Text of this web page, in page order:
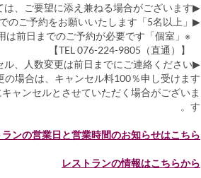
▶席の指定につきましては、ご要望に添え兼ねる場合がございます。
▶「5名以上」または「個室」をご予約の際は、直接お電話でのご予約をお願いいたします。
※「個室」のご利用は前日までのご予約が必要です。
【TEL 076-224-9805（直通）】
▶予約のキャンセル、人数変更は前日までにご連絡ください。
場合は、キャンセル料100％申し受けます。
ャンセルとさせていただく場合がございま
す。
ンの営業日と営業時間のお知らせはこちら
レストランの情報はこちらから